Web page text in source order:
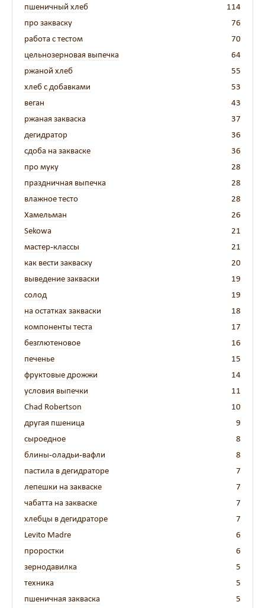
пшеничный хлеб
114
про закваску
76
работа с тестом
70
цельнозерновая выпечка
64
ржаной хлеб
55
хлеб с добавками
53
веган
43
ржаная закваска
37
дегидратор
36
сдоба на закваске
36
про муку
28
праздничная выпечка
28
влажное тесто
28
Хамельман
26
Sekowa
21
мастер-классы
21
как вести закваску
20
выведение закваски
19
солод
19
на остатках закваски
18
компоненты теста
17
безглютеновое
16
печенье
15
фруктовые дрожжи
14
условия выпечки
11
Chad Robertson
10
другая пшеница
9
сыроедное
8
блины-оладьи-вафли
8
пастила в дегидраторе
7
лепешки на закваске
7
чабатта на закваске
7
хлебцы в дегидраторе
7
Levito Madre
6
проростки
6
зернодавилка
5
техника
5
пшеничная закваска
5